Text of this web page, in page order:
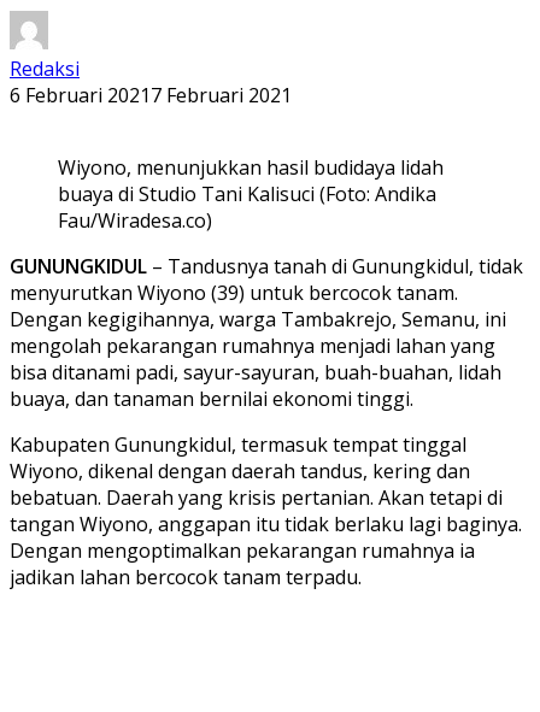
Redaksi
6 Februari 20217 Februari 2021
Wiyono, menunjukkan hasil budidaya lidah
buaya di Studio Tani Kalisuci (Foto: Andika
Fau/Wiradesa.co)
GUNUNGKIDUL – Tandusnya tanah di Gunungkidul, tidak
menyurutkan Wiyono (39) untuk bercocok tanam.
Dengan kegigihannya, warga Tambakrejo, Semanu, ini
mengolah pekarangan rumahnya menjadi lahan yang
bisa ditanami padi, sayur-sayuran, buah-buahan, lidah
buaya, dan tanaman bernilai ekonomi tinggi.
Kabupaten Gunungkidul, termasuk tempat tinggal
Wiyono, dikenal dengan daerah tandus, kering dan
bebatuan. Daerah yang krisis pertanian. Akan tetapi di
tangan Wiyono, anggapan itu tidak berlaku lagi baginya.
Dengan mengoptimalkan pekarangan rumahnya ia
jadikan lahan bercocok tanam terpadu.